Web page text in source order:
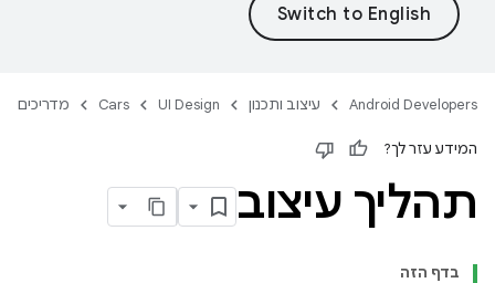
Android Developers עיצוב ותכנון UI Design
Cars מדריכים
המידע עזר לך?
תהליך עיצוב
בדף הזה